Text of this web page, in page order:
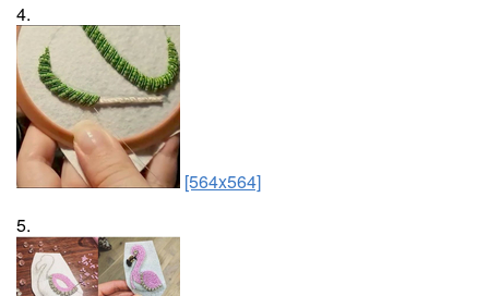
4.
[564x564]
5.